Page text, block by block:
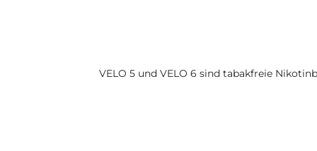
VELO 5 und VELO 6 sind tabakfreie